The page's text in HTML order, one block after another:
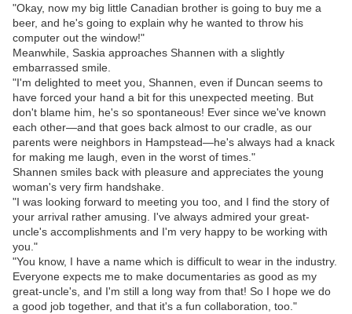
"Okay, now my big little Canadian brother is going to buy me a
beer, and he's going to explain why he wanted to throw his
computer out the window!"
Meanwhile, Saskia approaches Shannen with a slightly
embarrassed smile.
"I'm delighted to meet you, Shannen, even if Duncan seems to
have forced your hand a bit for this unexpected meeting. But
don't blame him, he's so spontaneous! Ever since we've known
each other—and that goes back almost to our cradle, as our
parents were neighbors in Hampstead—he's always had a knack
for making me laugh, even in the worst of times."
Shannen smiles back with pleasure and appreciates the young
woman's very firm handshake.
"I was looking forward to meeting you too, and I find the story of
your arrival rather amusing. I've always admired your great-
uncle's accomplishments and I'm very happy to be working with
you."
"You know, I have a name which is difficult to wear in the industry.
Everyone expects me to make documentaries as good as my
great-uncle's, and I'm still a long way from that! So I hope we do
a good job together, and that it's a fun collaboration, too."